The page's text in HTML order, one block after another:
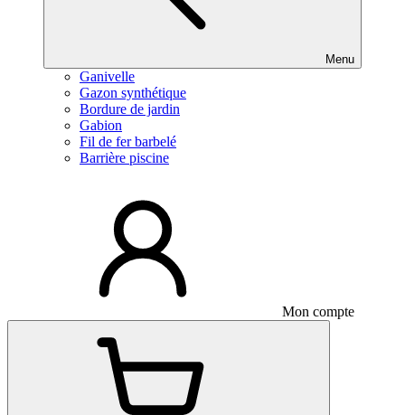
Menu
Ganivelle
Gazon synthétique
Bordure de jardin
Gabion
Fil de fer barbelé
Barrière piscine
Mon compte